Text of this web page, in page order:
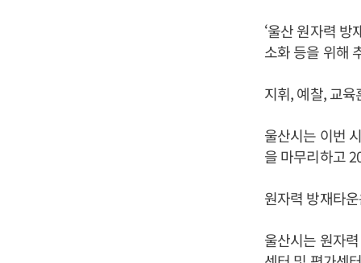
‘울산 원자력 방
소화 등을 위해
지휘, 예찰, 교
울산시는 이번
을 마무리하고
원자력 방재타
울산시는 원자